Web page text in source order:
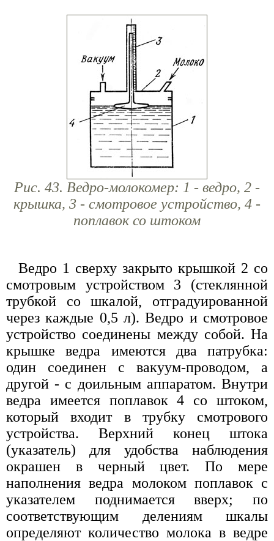
Рис. 43. Ведро-молокомер: 1 - ведро, 2 -
крышка, 3 - смотровое устройство, 4 -
поплавок со штоком
Ведро 1 сверху закрыто крышкой 2 со
смотровым устройством 3 (стеклянной
трубкой со шкалой, отградуированной
через каждые 0,5 л). Ведро и смотровое
устройство соединены между собой. На
крышке ведра имеются два патрубка:
один соединен с вакуум-проводом, а
другой - с доильным аппаратом. Внутри
ведра имеется поплавок 4 со штоком,
который входит в трубку смотрового
устройства. Верхний конец штока
(указатель) для удобства наблюдения
окрашен в черный цвет. По мере
наполнения ведра молоком поплавок с
указателем поднимается вверх; по
соответствующим делениям шкалы
определяют количество молока в ведре